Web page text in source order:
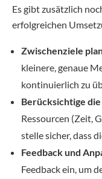
Es gibt zusätzlich
erfolgreichen
Zwischenziele
kleinere, genaue
kontinuierlich zu
Berücksichtige
Ressourcen (Zeit,
stelle sicher, dass
Feedback und
Feedback ein, um